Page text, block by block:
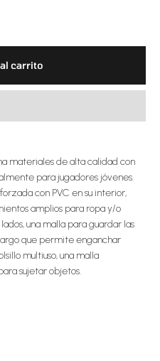
carrito
materiales de alta calidad con
para jugadores jóvenes.
con PVC en su interior,
amplios para ropa y/o
una malla para guardar las
que permite enganchar
multiuso, una malla
sujetar objetos.